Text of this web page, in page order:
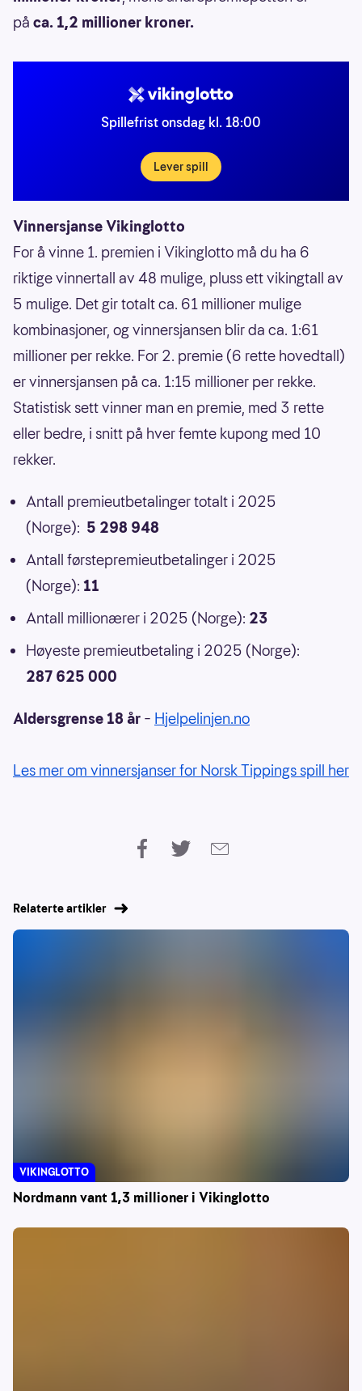
på ca. 1,2 millioner kroner.
Spillefrist onsdag kl. 18:00
Lever spill
Vinnersjanse Vikinglotto
For å vinne 1. premien i Vikinglotto må du ha 6
riktige vinnertall av 48 mulige, pluss ett vikingtall av
5 mulige. Det gir totalt ca. 61 millioner mulige
kombinasjoner, og vinnersjansen blir da ca. 1:61
millioner per rekke. For 2. premie (6 rette hovedtall)
er vinnersjansen på ca. 1:15 millioner per rekke.
Statistisk sett vinner man en premie, med 3 rette
eller bedre, i snitt på hver femte kupong med 10
rekker.
Antall premieutbetalinger totalt i 2025
(Norge): 5 298 948
Antall førstepremieutbetalinger i 2025
(Norge): 11
Antall millionærer i 2025 (Norge): 23
Høyeste premieutbetaling i 2025 (Norge):
287 625 000
Aldersgrense 18 år – Hjelpelinjen.no
Les mer om vinnersjanser for Norsk Tippings spill her
Relaterte artikler
Nordmann vant 1,3 millioner i Vikinglotto
VIKINGLOTTO